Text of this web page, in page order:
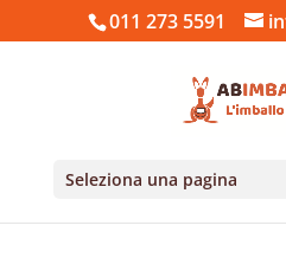
011 273 5591
Seleziona una pagina